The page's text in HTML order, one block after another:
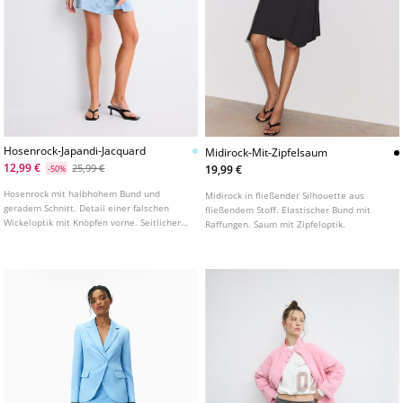
Hosenrock-Japandi-Jacquard
12,99 €
-50% 25,99 €
Hosenrock mit halbhohem Bund und
geradem Schnitt. Detail einer falschen
Wickeloptik mit Knöpfen vorne. Seitlicher
Midirock-Mit-Zipfelsaum
19,99 €
Midirock in fließender Silhouette aus
fließendem Stoff. Elastischer Bund mit
Raffungen. Saum mit Zipfeloptik.